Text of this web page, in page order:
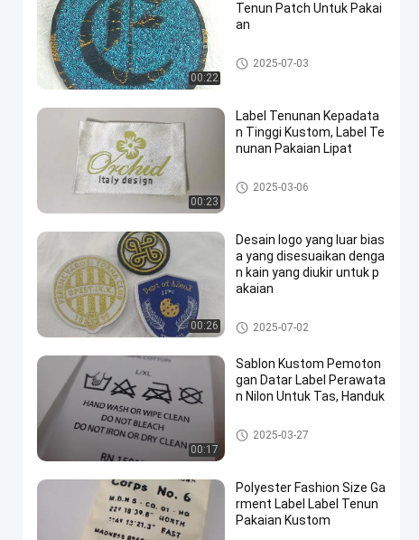
00:22
Tenun Patch Untuk Pakai
an
Label Woven pakaian
2025-07-03
00:23
Label Tenunan Kepadata
n Tinggi Kustom, Label Te
nunan Pakaian Lipat
Label Woven pakaian
2025-03-06
00:26
Desain logo yang luar bias
a yang disesuaikan denga
n kain yang diukir untuk p
akaian
Label Woven pakaian
2025-07-02
00:17
Sablon Kustom Pemoton
gan Datar Label Perawata
n Nilon Untuk Tas, Handuk
Label Woven pakaian
2025-03-27
Polyester Fashion Size Ga
rment Label Label Tenun
Pakaian Kustom